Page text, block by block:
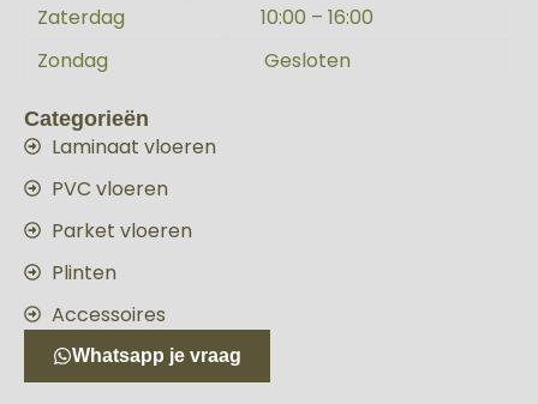
Zaterdag
10:00 – 16:00
Zondag
Gesloten
Categorieën
Laminaat vloeren
PVC vloeren
Parket vloeren
Plinten
Accessoires
Whatsapp je vraag